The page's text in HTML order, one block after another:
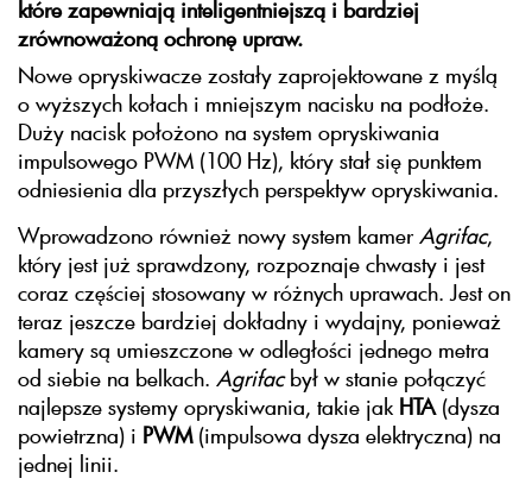
które zapewniają inteligentniejszą i bardziej
zrównoważoną ochronę upraw.
Nowe opryskiwacze zostały zaprojektowane z myślą
o wyższych kołach i mniejszym nacisku na podłoże.
Duży nacisk położono na system opryskiwania
impulsowego PWM (100 Hz), który stał się punktem
odniesienia dla przyszłych perspektyw opryskiwania.
Wprowadzono również nowy system kamer Agrifac,
który jest już sprawdzony, rozpoznaje chwasty i jest
coraz częściej stosowany w różnych uprawach. Jest on
teraz jeszcze bardziej dokładny i wydajny, ponieważ
kamery są umieszczone w odległości jednego metra
od siebie na belkach. Agrifacbył w stanie połączyć
najlepsze systemy opryskiwania, takie jak HTA (dysza
powietrzna) i PWM(impulsowa dysza elektryczna) na
jednej linii.